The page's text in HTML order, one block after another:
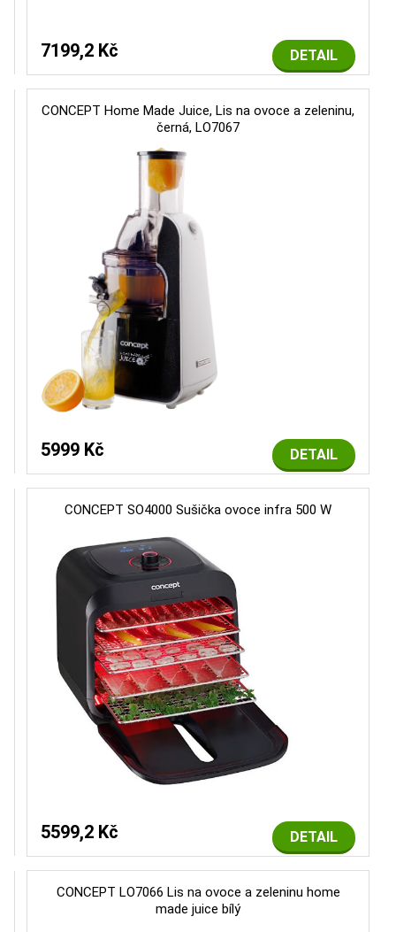
DETAIL
7199,2 Kč
CONCEPT Home Made Juice, Lis na ovoce a zeleninu,
černá, LO7067
DETAIL
5999 Kč
CONCEPT SO4000 Sušička ovoce infra 500 W
DETAIL
5599,2 Kč
CONCEPT LO7066 Lis na ovoce a zeleninu home
made juice bílý